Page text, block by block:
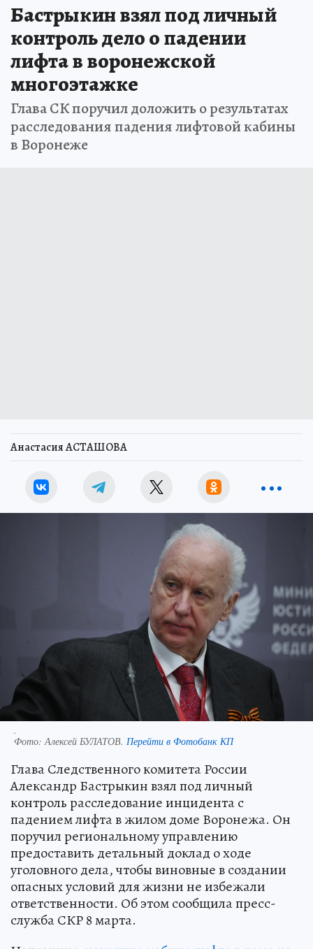
Бастрыкин взял под личный
контроль дело о падении
лифта в воронежской
многоэтажке
Глава СК поручил доложить о результатах
расследования падения лифтовой кабины
в Воронеже
Анастасия АСТАШОВА
.
Фото: Алексей БУЛАТОВ. Перейти в Фотобанк КП
Глава Следственного комитета России
Александр Бастрыкин взял под личный
контроль расследование инцидента с
падением лифта в жилом доме Воронежа. Он
поручил региональному управлению
предоставить детальный доклад о ходе
уголовного дела, чтобы виновные в создании
опасных условий для жизни не избежали
ответственности. Об этом сообщила пресс-
служба СКР 8 марта.